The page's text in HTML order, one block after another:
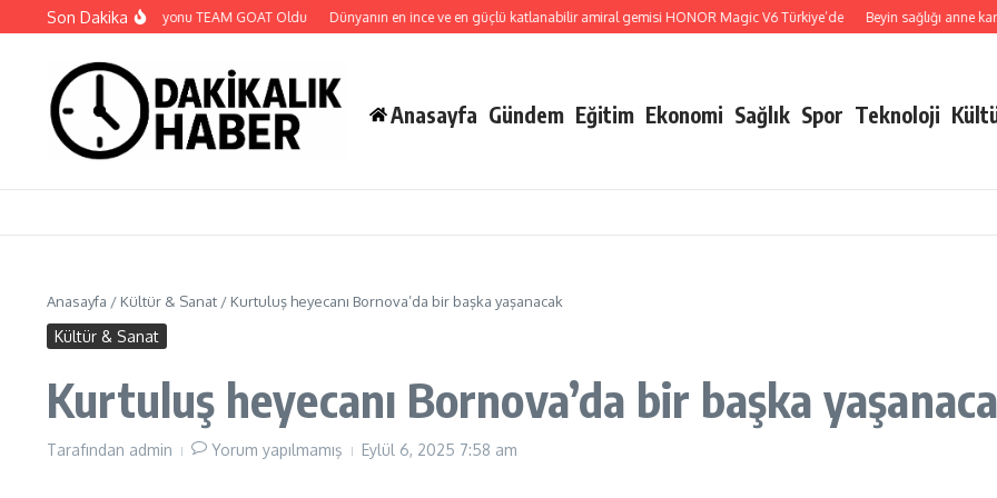
İçeriğe atlaSon Dakika
2. Sezon Şampiyonu TEAM GOAT Oldu Dünyanın en ince ve en güçlü katlanabilir amiral gemisi HONOR Magic V6 Türkiye’de Beyin sağlığı anne
Anasayfa Gündem Eğitim Ekonomi Sağlık Spor Teknoloji
Anasayfa / Kültür & Sanat / Kurtuluş heyecanı Bornova’da bir başka yaşanacak
Kültür & Sanat
Kurtuluş heyecanı Bornova’da bir başka
Tarafından admin Yorum yapılmamış Eylül 6, 2025 7:58 am